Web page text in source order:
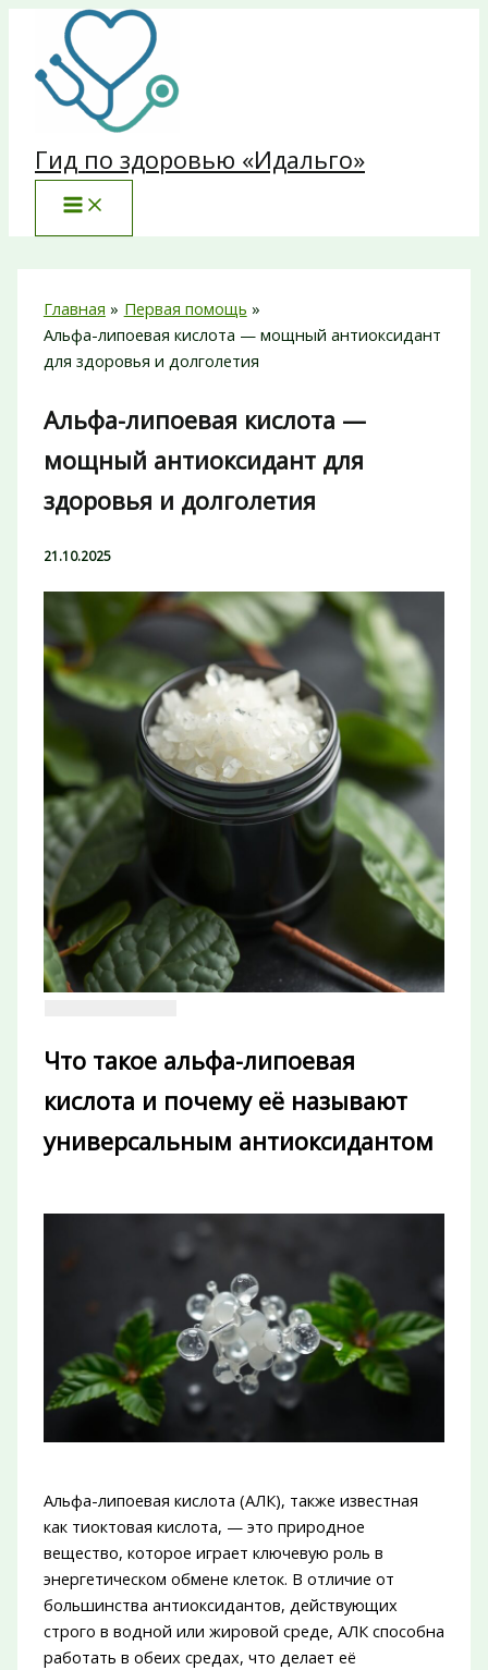
Перейти
содержимому
Гид по здоровью «Идальго»
Главная
Первая помощь
Альфа-липоевая кислота — мощный антиоксидант
для здоровья и долголетия
Альфа-липоевая кислота —
мощный антиоксидант для
здоровья и долголетия
21.10.2025
Что такое альфа-липоевая
кислота и почему её называют
универсальным антиоксидантом
Альфа-липоевая кислота (АЛК), также известная
как тиоктовая кислота, — это природное
вещество, которое играет ключевую роль в
энергетическом обмене клеток. В отличие от
большинства антиоксидантов, действующих
строго в водной или жировой среде, АЛК способна
работать в обеих средах, что делает её